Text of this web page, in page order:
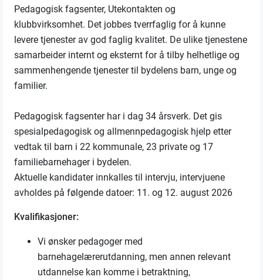
Pedagogisk fagsenter, Utekontakten og
klubbvirksomhet. Det jobbes tverrfaglig for å kunne
levere tjenester av god faglig kvalitet. De ulike tjenestene
samarbeider internt og eksternt for å tilby helhetlige og
sammenhengende tjenester til bydelens barn, unge og
familier.
Pedagogisk fagsenter har i dag 34 årsverk. Det gis
spesialpedagogisk og allmennpedagogisk hjelp etter
vedtak til barn i 22 kommunale, 23 private og 17
familiebarnehager i bydelen.
Aktuelle kandidater innkalles til intervju, intervjuene
avholdes på følgende datoer: 11. og 12. august 2026
Kvalifikasjoner:
Vi ønsker pedagoger med
barnehagelærerutdanning, men annen relevant
utdannelse kan komme i betraktning,